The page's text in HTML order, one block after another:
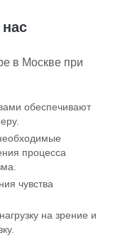
в Москве при
обеспечивают
процесса
чувства
на зрение и